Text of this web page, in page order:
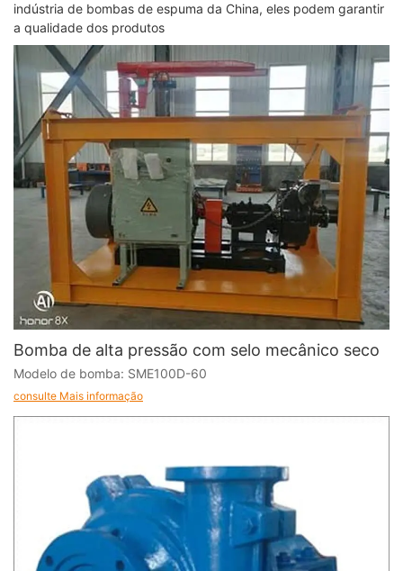
indústria de bombas de espuma da China, eles podem garantir
a qualidade dos produtos
Bomba de alta pressão com selo mecânico seco
Modelo de bomba: SME100D-60
consulte Mais informação